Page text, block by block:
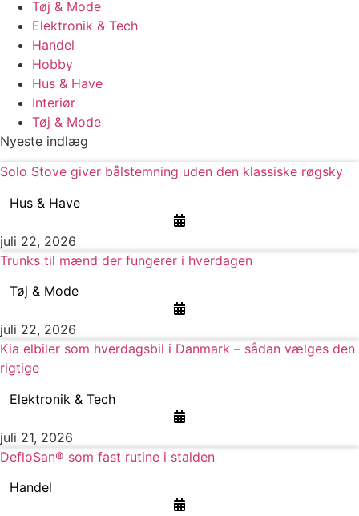
Tøj & Mode
Elektronik & Tech
Handel
Hobby
Hus & Have
Interiør
Tøj & Mode
Nyeste indlæg
Solo Stove giver bålstemning uden den klassiske røgsky
Hus & Have
juli 22, 2026
Trunks til mænd der fungerer i hverdagen
Tøj & Mode
juli 22, 2026
Kia elbiler som hverdagsbil i Danmark – sådan vælges den
rigtige
Elektronik & Tech
juli 21, 2026
DefloSan® som fast rutine i stalden
Handel